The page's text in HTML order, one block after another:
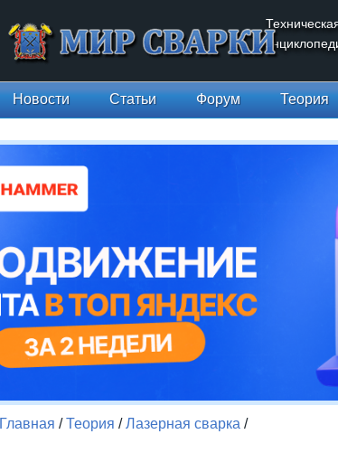
Новости Статьи Форум Теория
Главная /Теория /Лазерная сварка /